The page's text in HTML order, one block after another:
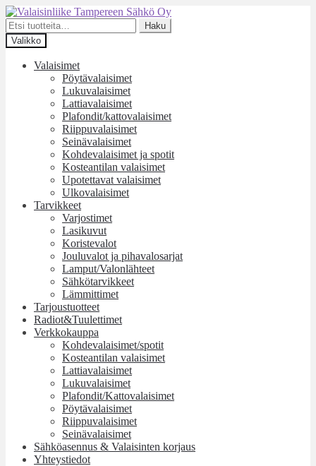
Siirry
navigointiin
Siirry
sisältöön
Etsi:
Haku
Valikko
Valaisimet
Pöytävalaisimet
Lukuvalaisimet
Lattiavalaisimet
Plafondit/kattovalaisimet
Riippuvalaisimet
Seinävalaisimet
Kohdevalaisimet ja spotit
Kosteantilan valaisimet
Upotettavat valaisimet
Ulkovalaisimet
Tarvikkeet
Varjostimet
Lasikuvut
Koristevalot
Jouluvalot ja pihavalosarjat
Lamput/Valonlähteet
Sähkötarvikkeet
Lämmittimet
Tarjoustuotteet
Radiot&Tuulettimet
Verkkokauppa
Kohdevalaisimet/spotit
Kosteantilan valaisimet
Lattiavalaisimet
Lukuvalaisimet
Plafondit/Kattovalaisimet
Pöytävalaisimet
Riippuvalaisimet
Seinävalaisimet
Sähköasennus & Valaisinten korjaus
Yhteystiedot